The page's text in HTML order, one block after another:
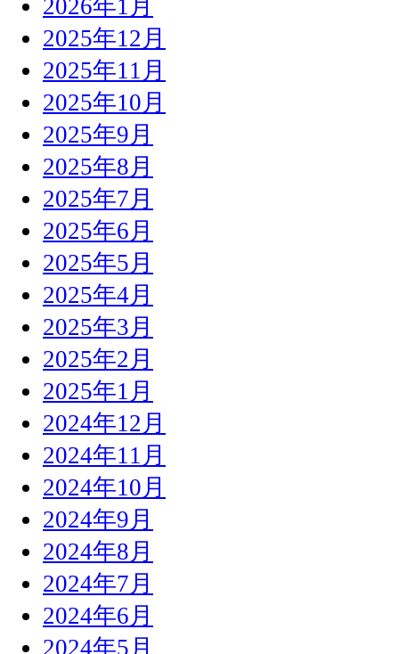
2026年1月
2025年12月
2025年11月
2025年10月
2025年9月
2025年8月
2025年7月
2025年6月
2025年5月
2025年4月
2025年3月
2025年2月
2025年1月
2024年12月
2024年11月
2024年10月
2024年9月
2024年8月
2024年7月
2024年6月
2024年5月